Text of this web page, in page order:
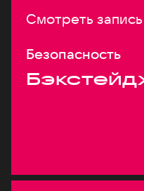
Смотреть запись
Безопасность